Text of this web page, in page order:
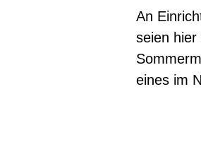
An
seien hier
eines im